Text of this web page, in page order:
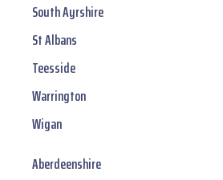
South Ayrshire
St Albans
Teesside
Warrington
Wigan
Aberdeenshire